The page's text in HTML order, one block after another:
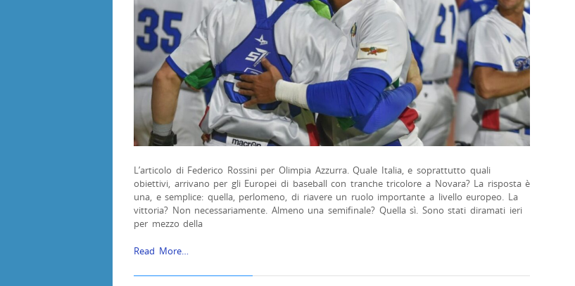
L’articolo di Federico Rossini per Olimpia Azzurra. Quale Italia, e soprattutto quali
obiettivi, arrivano per gli Europei di baseball con tranche tricolore a Novara? La risposta è
una, e semplice: quella, perlomeno, di riavere un ruolo importante a livello europeo. La
vittoria? Non necessariamente. Almeno una semifinale? Quella sì. Sono stati diramati ieri
per mezzo della
Read More…